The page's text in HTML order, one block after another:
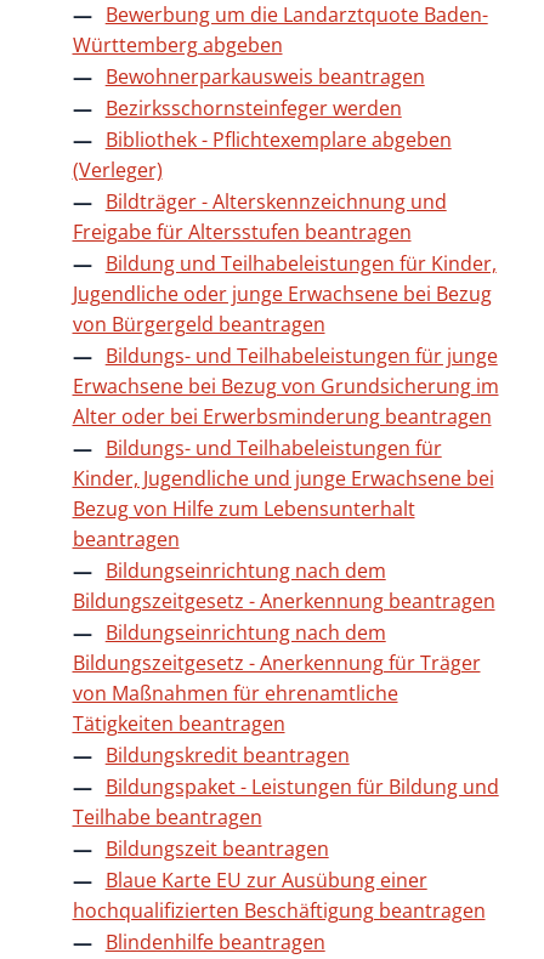
Bewerbung um die Landarztquote Baden-
Württemberg abgeben
Bewohnerparkausweis beantragen
Bezirksschornsteinfeger werden
Bibliothek - Pflichtexemplare abgeben
(Verleger)
Bildträger - Alterskennzeichnung und
Freigabe für Altersstufen beantragen
Bildung und Teilhabeleistungen für Kinder,
Jugendliche oder junge Erwachsene bei Bezug
von Bürgergeld beantragen
Bildungs- und Teilhabeleistungen für junge
Erwachsene bei Bezug von Grundsicherung im
Alter oder bei Erwerbsminderung beantragen
Bildungs- und Teilhabeleistungen für
Kinder, Jugendliche und junge Erwachsene bei
Bezug von Hilfe zum Lebensunterhalt
beantragen
Bildungseinrichtung nach dem
Bildungszeitgesetz - Anerkennung beantragen
Bildungseinrichtung nach dem
Bildungszeitgesetz - Anerkennung für Träger
von Maßnahmen für ehrenamtliche
Tätigkeiten beantragen
Bildungskredit beantragen
Bildungspaket - Leistungen für Bildung und
Teilhabe beantragen
Bildungszeit beantragen
Blaue Karte EU zur Ausübung einer
hochqualifizierten Beschäftigung beantragen
Blindenhilfe beantragen